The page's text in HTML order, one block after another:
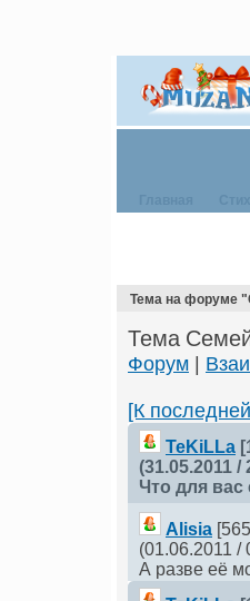
Тема на форуме
Тема
Форум
[К
TeKiLLа
(31.05.2011 /
Что для
Alisia
(01.06.2011 /
А разве её